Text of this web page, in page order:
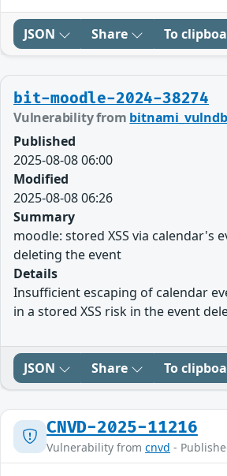
JSON Share To
bit-moodle-2024-38274
Vulnerability from bitnami_vulndb
Published
2025-08-08 06:00
Modified
2025-08-08 06:26
Summary
moodle: stored XSS via calendar's
deleting the event
Details
Insufficient escaping of calendar
in a stored XSS risk in the event
JSON Share To
CNVD-2025-11216
Vulnerability from cnvd -